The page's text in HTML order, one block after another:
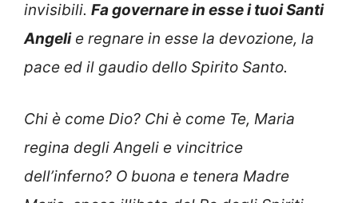
invisibili. Fa governare in esse i tuoi Santi
Angelie regnare in esse la devozione, la
pace ed il gaudio dello Spirito Santo.
Chi è come Dio? Chi è come Te, Maria
regina degli Angeli e vincitrice
dell’inferno? O buona e tenera Madre